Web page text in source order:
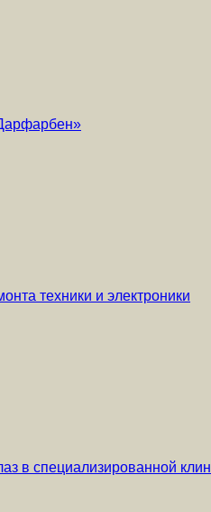
техники и электроники
в специализированной